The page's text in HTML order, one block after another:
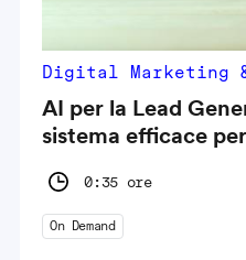
Digital Marketing &
AI per la Lead
sistema efficace
0:35 ore
On Demand